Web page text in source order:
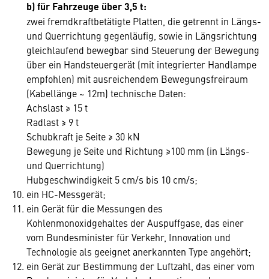
b) für Fahrzeuge über 3,5 t:
zwei fremdkraftbetätigte Platten, die getrennt in Längs-
und Querrichtung gegenläufig, sowie in Längsrichtung
gleichlaufend bewegbar sind Steuerung der Bewegung
über ein Handsteuergerät (mit integrierter Handlampe
empfohlen) mit ausreichendem Bewegungsfreiraum
(Kabellänge ~ 12m) technische Daten:
Achslast ≥ 15 t
Radlast ≥ 9 t
Schubkraft je Seite ≥ 30 kN
Bewegung je Seite und Richtung ≥100 mm (in Längs-
und Querrichtung)
Hubgeschwindigkeit 5 cm/s bis 10 cm/s;
ein HC-Messgerät;
ein Gerät für die Messungen des
Kohlenmonoxidgehaltes der Auspuffgase, das einer
vom Bundesminister für Verkehr, Innovation und
Technologie als geeignet anerkannten Type angehört;
ein Gerät zur Bestimmung der Luftzahl, das einer vom